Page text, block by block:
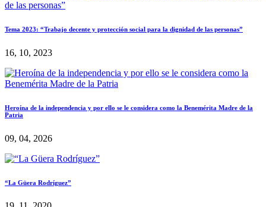
Tema 2023: “Trabajo decente y protección social para la dignidad de las personas”
16, 10, 2023
Heroína de la independencia y por ello se le considera como la Benemérita Madre de la
Patria
09, 04, 2026
“La Güera Rodríguez”